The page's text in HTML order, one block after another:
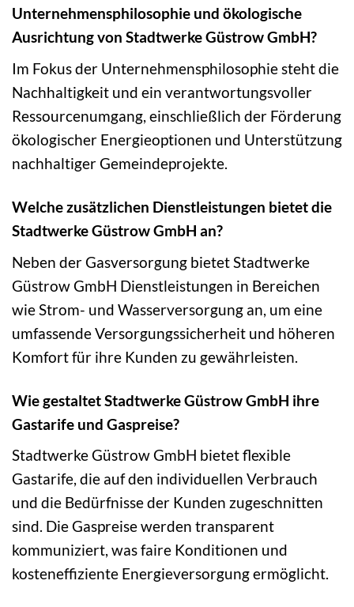
Unternehmensphilosophie und ökologische
Ausrichtung von Stadtwerke Güstrow GmbH?
Im Fokus der Unternehmensphilosophie steht die
Nachhaltigkeit und ein verantwortungsvoller
Ressourcenumgang, einschließlich der Förderung
ökologischer Energieoptionen und Unterstützung
nachhaltiger Gemeindeprojekte.
Welche zusätzlichen Dienstleistungen bietet die
Stadtwerke Güstrow GmbH an?
Neben der Gasversorgung bietet Stadtwerke
Güstrow GmbH Dienstleistungen in Bereichen
wie Strom- und Wasserversorgung an, um eine
umfassende Versorgungssicherheit und höheren
Komfort für ihre Kunden zu gewährleisten.
Wie gestaltet Stadtwerke Güstrow GmbH ihre
Gastarife und Gaspreise?
Stadtwerke Güstrow GmbH bietet flexible
Gastarife, die auf den individuellen Verbrauch
und die Bedürfnisse der Kunden zugeschnitten
sind. Die Gaspreise werden transparent
kommuniziert, was faire Konditionen und
kosteneffiziente Energieversorgung ermöglicht.